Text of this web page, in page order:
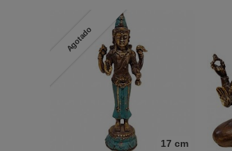
Agotado
17 cm